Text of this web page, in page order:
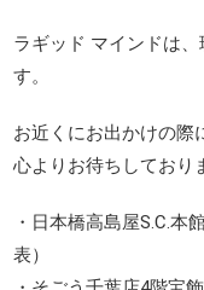
ラギッド マインドは
す。
お近くにお出かけの際
心よりお待ちしており
・日本橋高島屋S.C.本
表）